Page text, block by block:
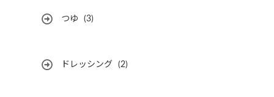
つゆ (3)
ドレッシング (2)